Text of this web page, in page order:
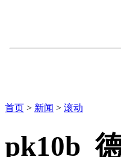
首页 > 新闻 > 滚动
pk10b_